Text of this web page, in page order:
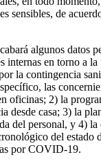
sensibles, de
algunos datos
internas en torno a la
la contingencia
las
oficinas; 2) la
desde casa; 3) la
del personal, y 4) la
del estado
por COVID-19.